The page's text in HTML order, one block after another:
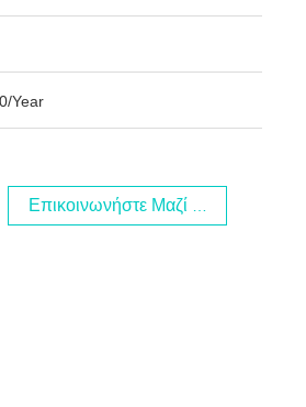
Year
Επικοινωνήστε Μαζί Μας